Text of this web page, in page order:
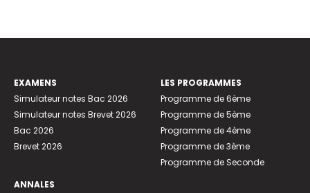
EXAMENS
Simulateur notes Bac 2026
Simulateur notes Brevet 2026
Bac 2026
Brevet 2026
ANNALES
LES PROGRAMMES
Programme de 6ème
Programme de 5ème
Programme de 4ème
Programme de 3ème
Programme de Seconde